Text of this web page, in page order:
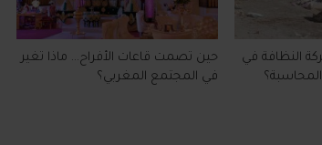
النظافة في
حين تصمت قاعات الأفراح… ماذا تغير
في المجتمع المغربي؟